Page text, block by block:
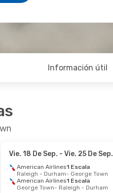
Información útil
Vie. 18 De Sep. - Vie. 25 De Sep.
American Airlines1 Escala
Raleigh - Durham- George Town
American Airlines1 Escala
George Town- Raleigh - Durham